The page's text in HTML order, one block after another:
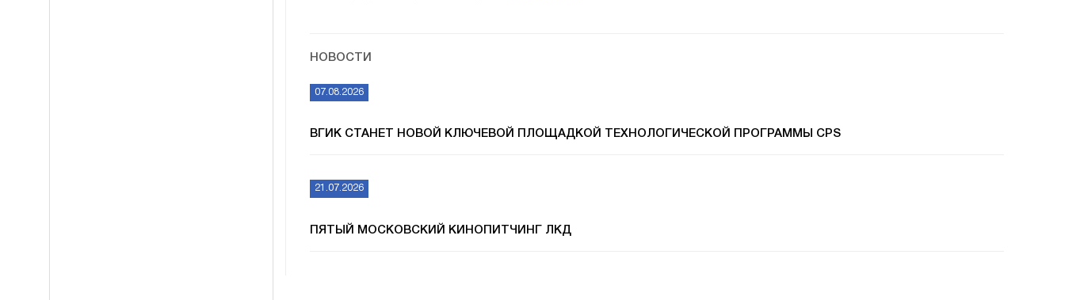
НОВОСТИ
07.08.2026
ВГИК СТАНЕТ НОВОЙ КЛЮЧЕВОЙ ПЛОЩАДКОЙ ТЕХНОЛОГИЧЕСКОЙ ПРОГРАММЫ CPS
21.07.2026
ПЯТЫЙ МОСКОВСКИЙ КИНОПИТЧИНГ ЛКД